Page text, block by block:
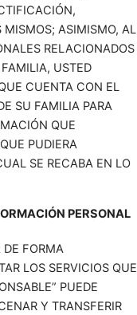
ASIMISMO, AL
RELACIONADOS
USTED
CUENTA CON EL
SU FAMILIA PARA
QUE
PUDIERA
SE RECABA EN LO
PERSONAL
FORMA
LOS SERVICIOS QUE
PUEDE
Y TRANSFERIR